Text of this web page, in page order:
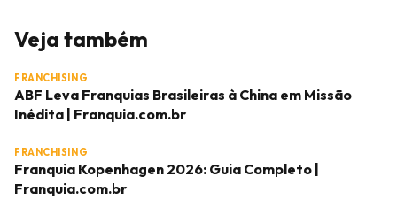
Veja também
FRANCHISING
ABF Leva Franquias Brasileiras à China em Missão
Inédita | Franquia.com.br
FRANCHISING
Franquia Kopenhagen 2026: Guia Completo |
Franquia.com.br